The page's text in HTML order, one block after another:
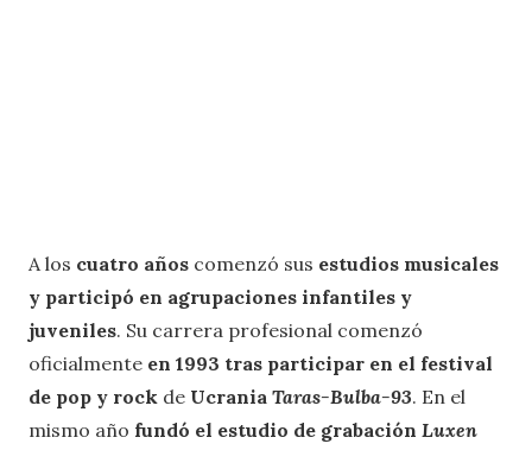
A los cuatro años comenzó sus estudios musicales
y participó en agrupaciones infantiles y
juveniles. Su carrera profesional comenzó
oficialmente en 1993 tras participar en el festival
de pop y rock de Ucrania Taras-Bulba-93. En el
mismo año fundó el estudio de grabación Luxen